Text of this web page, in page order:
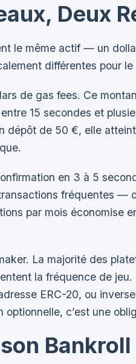
Deux
le même actif — un
différentes pour le
de gas fees. Ce
15 secondes et
dépôt de 50 €, elle
en 3 à 5
fréquentes
par mois économise
La majorité des
la fréquence de
ERC-20, ou
c’est une